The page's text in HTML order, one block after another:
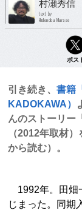
村瀬秀信
text by
Hidenobu Murase
ポス
引き続き、 書籍
KADOKAWA）
んのストーリー
（2012年取材
から読む）。
1992年。田畑
じまった。同期